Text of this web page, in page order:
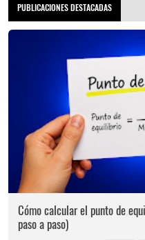
PUBLICACIONES DESTACADAS
Cómo calcular el punto de
paso a paso)